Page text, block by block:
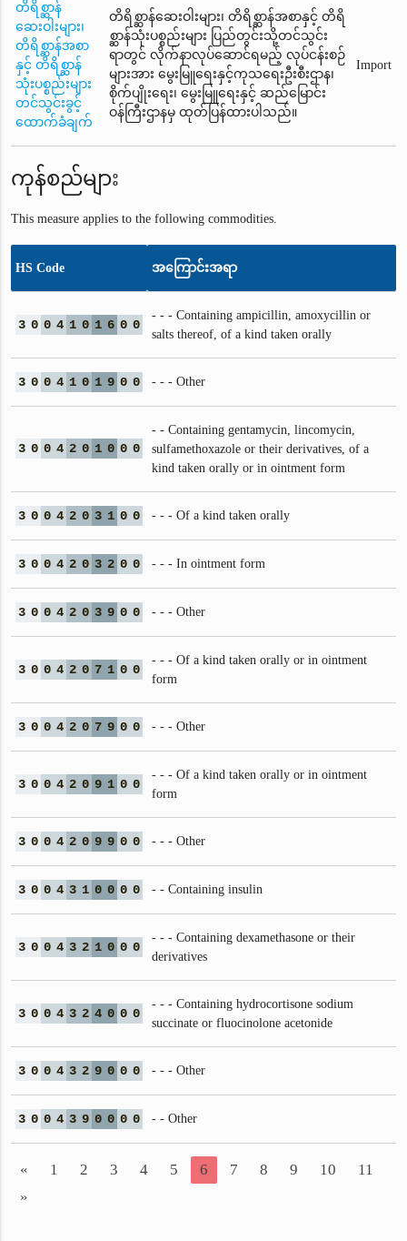
တိရိစ္ဆာန်
ဆေးဝါးများ၊
တိရိစ္ဆာန်အစာ
နှင့် တိရိစ္ဆာန်
သုံးပစ္စည်းများ
တင်သွင်းခွင့်
ထောက်ခံချက်
တိရိစ္ဆာန်ဆေးဝါးများ၊ တိရိစ္ဆာန်အစာနှင့် တိရိ
စ္ဆာန်သုံးပစ္စည်းများ ပြည်တွင်းသို့တင်သွင်း
ရာတွင် လိုက်နာလုပ်ဆောင်ရမည့် လုပ်ငန်းစဉ်
များအား မွေးမြူရေးနှင့်ကုသရေးဦးစီးဌာန၊
စိုက်ပျိုးရေး၊ မွေးမြူရေးနှင့် ဆည်မြောင်း
ဝန်ကြီးဌာနမှ ထုတ်ပြန်ထားပါသည်။
Import
ကုန်စည်များ
This measure applies to the following commodities.
HS Code အကြောင်းအရာ
3 0 0 4 1 0 1 6 0 0
- - - Containing ampicillin, amoxycillin or
salts thereof, of a kind taken orally
3 0 0 4 1 0 1 9 0 0 - - - Other
3 0 0 4 2 0 1 0 0 0
- - Containing gentamycin, lincomycin,
sulfamethoxazole or their derivatives, of a
kind taken orally or in ointment form
3 0 0 4 2 0 3 1 0 0 - - - Of a kind taken orally
3 0 0 4 2 0 3 2 0 0 - - - In ointment form
3 0 0 4 2 0 3 9 0 0 - - - Other
3 0 0 4 2 0 7 1 0 0
- - - Of a kind taken orally or in ointment
form
3 0 0 4 2 0 7 9 0 0 - - - Other
3 0 0 4 2 0 9 1 0 0
- - - Of a kind taken orally or in ointment
form
3 0 0 4 2 0 9 9 0 0 - - - Other
3 0 0 4 3 1 0 0 0 0 - - Containing insulin
3 0 0 4 3 2 1 0 0 0
- - - Containing dexamethasone or their
derivatives
3 0 0 4 3 2 4 0 0 0
- - - Containing hydrocortisone sodium
succinate or fluocinolone acetonide
3 0 0 4 3 2 9 0 0 0 - - - Other
3 0 0 4 3 9 0 0 0 0 - - Other
« 1 2 3 4 5 6 7 8 9 10
11
»